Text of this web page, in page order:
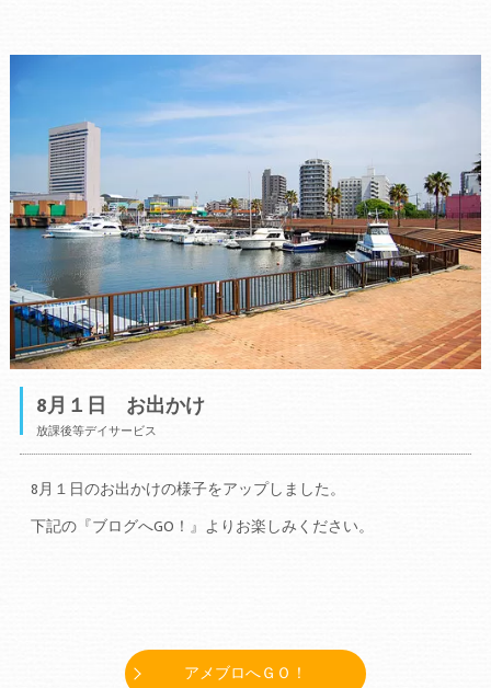
8月１日 お出かけ
放課後等デイサービス
8月１日のお出かけの様子をアップしました。
下記の『ブログへGO！』よりお楽しみください。
アメブロへＧＯ！